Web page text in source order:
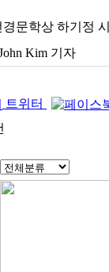
경문학상 하기정
Kim 기자
트위터